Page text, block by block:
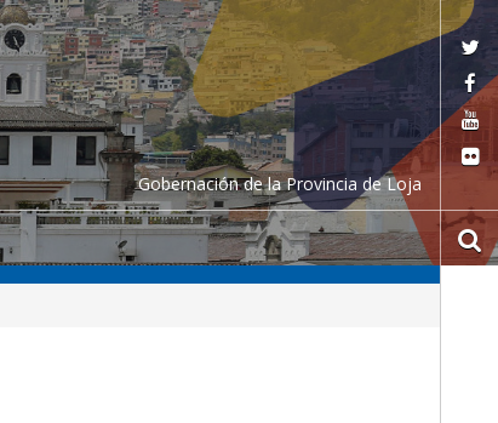
Gobernación de la Provincia de Loja